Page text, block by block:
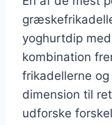
yoghurtdip
kombination
frikadellerne
dimension til
udforske